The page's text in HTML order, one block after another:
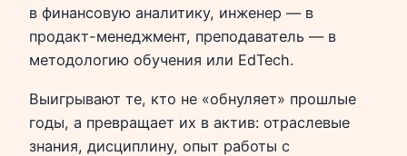
в финансовую аналитику, инженер — в
продакт-менеджмент, преподаватель — в
методологию обучения или EdTech.
Выигрывают те, кто не «обнуляет» прошлые
годы, а превращает их в актив: отраслевые
знания, дисциплину, опыт работы с